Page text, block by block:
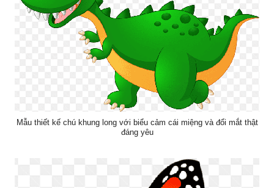
Mẫu thiết kế chú khung long với biểu cảm cái miệng và đổi mắt thật
đáng yêu